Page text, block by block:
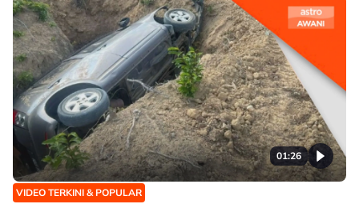
01:26
VIDEO TERKINI & POPULAR